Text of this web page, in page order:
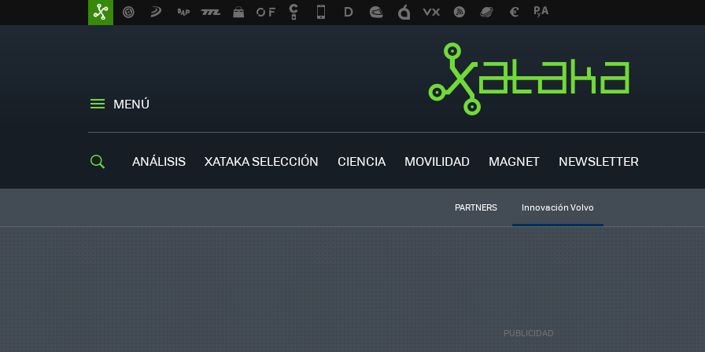
MENÚ
ANÁLISIS XATAKA SELECCIÓN CIENCIA MOVILIDAD MAGNET NEWSLETTER
PARTNERS Innovación Volvo